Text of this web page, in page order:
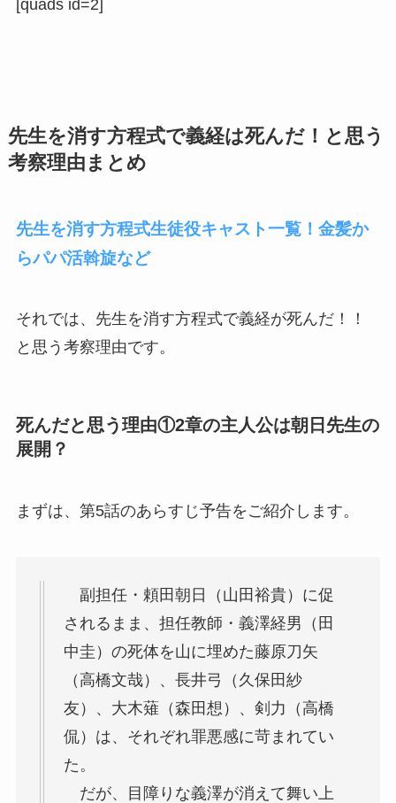
[quads id=2]
先生を消す方程式で義経は死んだ！と思う
考察理由まとめ
先生を消す方程式生徒役キャスト一覧！金髪か
らパパ活斡旋など
それでは、先生を消す方程式で義経が死んだ！！
と思う考察理由です。
死んだと思う理由①2章の主人公は朝日先生の
展開？
まずは、第5話のあらすじ予告をご紹介します。
副担任・ 頼田朝日（山田裕貴） に促
されるまま、担任教師・ 義澤経男（田
中圭） の死体を山に埋めた藤原刀矢
（高橋文哉）
、 長井弓（久保田紗
友）
、 大木薙（森田想） 、 剣力（高橋
侃） は、それぞれ罪悪感に苛まれてい
た。
だが、目障りな義澤が消えて舞い上